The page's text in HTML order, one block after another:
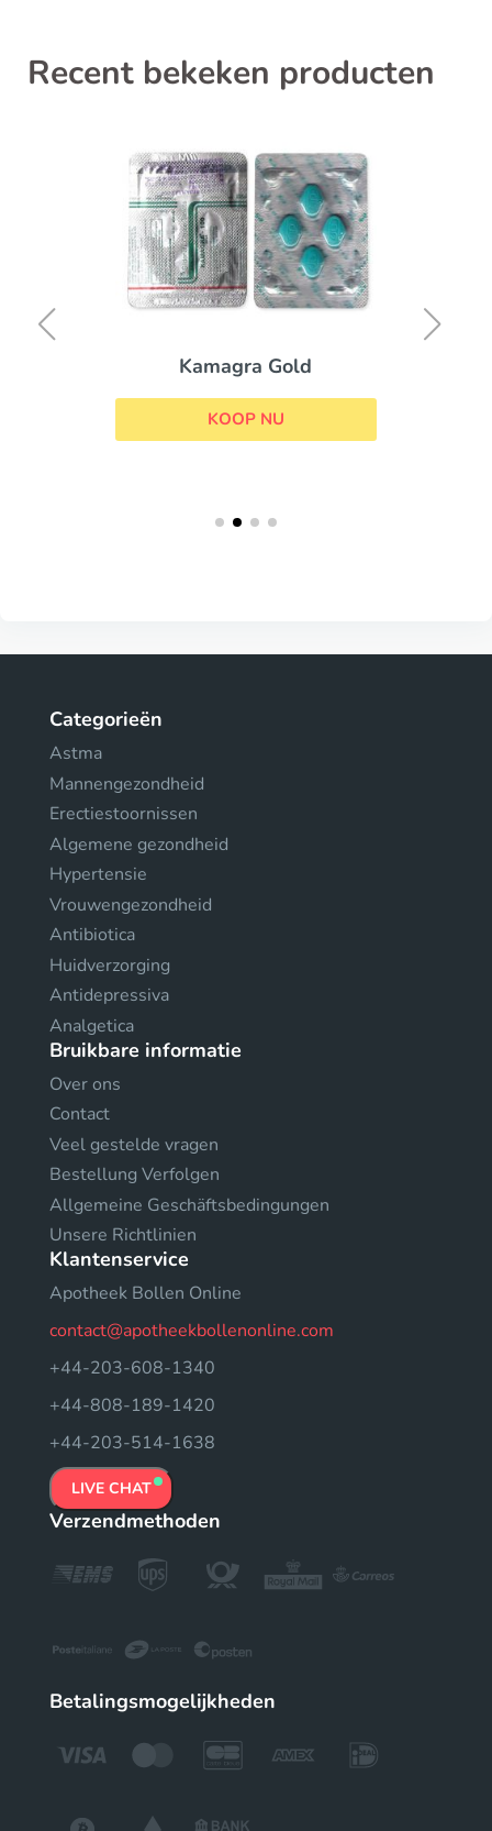
Recent bekeken producten
Kamagra Gold
KOOP NU
Categorieën
Astma
Mannengezondheid
Erectiestoornissen
Algemene gezondheid
Hypertensie
Vrouwengezondheid
Antibiotica
Huidverzorging
Antidepressiva
Analgetica
Bruikbare informatie
Over ons
Contact
Veel gestelde vragen
Bestellung Verfolgen
Allgemeine Geschäftsbedingungen
Unsere Richtlinien
Klantenservice
Apotheek Bollen Online
contact@apotheekbollenonline.com
+44-203-608-1340
+44-808-189-1420
+44-203-514-1638
LIVE CHAT
Verzendmethoden
Betalingsmogelijkheden